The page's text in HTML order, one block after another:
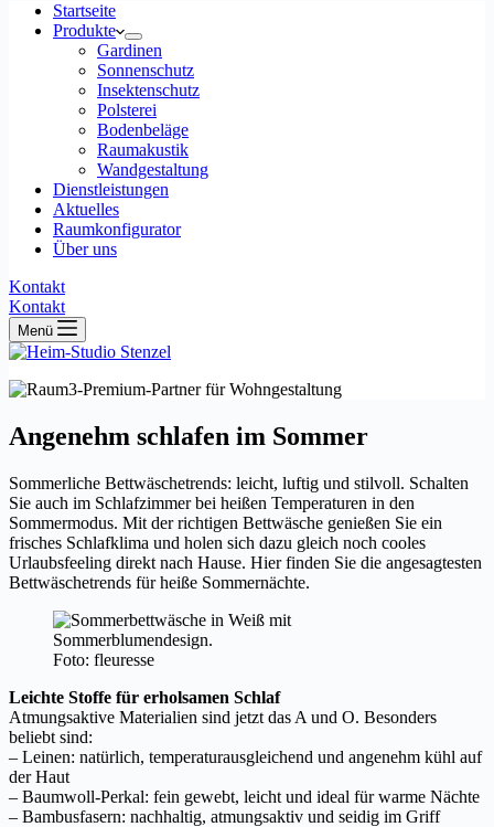
Startseite
Produkte
Gardinen
Sonnenschutz
Insektenschutz
Polsterei
Bodenbeläge
Raumakustik
Wandgestaltung
Dienstleistungen
Aktuelles
Raumkonfigurator
Über uns
Kontakt
Kontakt
Menü
Angenehm schlafen im Sommer
Sommerliche Bettwäschetrends: leicht, luftig und stilvoll. Schalten
Sie auch im Schlafzimmer bei heißen Temperaturen in den
Sommermodus. Mit der richtigen Bettwäsche genießen Sie ein
frisches Schlafklima und holen sich dazu gleich noch cooles
Urlaubsfeeling direkt nach Hause. Hier finden Sie die angesagtesten
Bettwäschetrends für heiße Sommernächte.
Foto: fleuresse
Leichte Stoffe für erholsamen Schlaf
Atmungsaktive Materialien sind jetzt das A und O. Besonders
beliebt sind:
– Leinen: natürlich, temperaturausgleichend und angenehm kühl auf
der Haut
– Baumwoll-Perkal: fein gewebt, leicht und ideal für warme Nächte
– Bambusfasern: nachhaltig, atmungsaktiv und seidig im Griff